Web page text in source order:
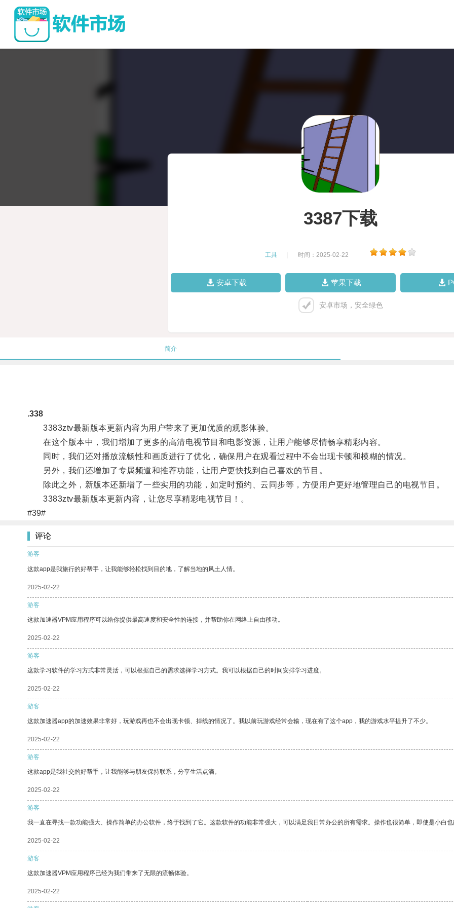
3387下载
工具 时间：2025-02-22
安卓下载 苹果下载
安卓市场，安全绿色
简介
.338
3383ztv最新版本更新内容为用户带来了更加优质的观影体验。
在这个版本中，我们增加了更多的高清电视节目和电影资源，让用户能够尽情畅享精彩内容。
同时，我们还对播放流畅性和画质进行了优化，确保用户在观看过程中不会出现卡顿和模糊的情况。
另外，我们还增加了专属频道和推荐功能，让用户更快找到自己喜欢的节目。
除此之外，新版本还新增了一些实用的功能，如定时预约、云同步等，方便用户更好地管理自己的电视节目。
3383ztv最新版本更新内容，让您尽享精彩电视节目！。
#39#
评论
游客
这款app是我旅行的好帮手，让我能够轻松找到目的地，了解当地的风土人情。
2025-02-22
游客
这款加速器VPM应用程序可以给你提供最高速度和安全性的连接，并帮助你在网络上自由移动。
2025-02-22
游客
这款学习软件的学习方式非常灵活，可以根据自己的需求选择学习方式。我可以根据自己的时间安排学习进度。
2025-02-22
游客
这款加速器app的加速效果非常好，玩游戏再也不会出现卡顿、掉线的情况了。我以前玩游戏经常会输，现在有了这个app，我的游戏水平提升了不少。
2025-02-22
游客
这款app是我社交的好帮手，让我能够与朋友保持联系，分享生活点滴。
2025-02-22
游客
我一直在寻找一款功能强大、操作简单的办公软件，终于找到了它。这款软件的功能非常强大，可以满足我日常办公的所有需求。操作也很简单，即使是小白也
2025-02-22
游客
这款加速器VPM应用程序已经为我们带来了无限的流畅体验。
2025-02-22